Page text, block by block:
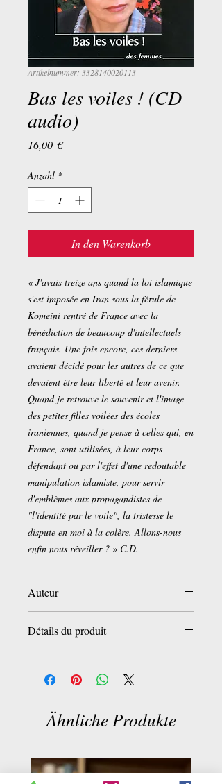
Artikelnummer: 3328140020113
Bas les voiles ! (CD
audio)
16,00 €Preis
Anzahl *
In den Warenkorb
« J'avais treize ans quand la loi islamique
s'est imposée en Iran sous la férule de
Komeini rentré de France avec la
bénédiction de beaucoup d'intellectuels
français. Une fois encore, ces derniers
avaient décidé pour les autres de ce que
devaient être leur liberté et leur avenir.
Quand je retrouve le souvenir et l'image
des petites filles voilées des écoles
iraniennes, quand je pense à celles qui, en
France, sont utilisées, à leur corps
défendant ou par l'effet d'une redoutable
manipulation islamiste, pour servir
d'emblèmes aux propagandistes de
"l'identité par le voile", la tristesse le
dispute en moi à la colère. Allons-nous
enfin nous réveiller ? » C.D.
Auteur
Détails du produit
février 2004)
Langue ‏ : ‎ Français
Ähnliche Produkte